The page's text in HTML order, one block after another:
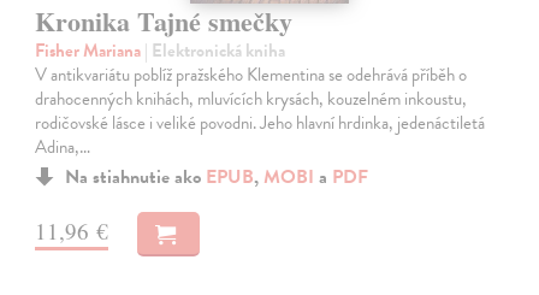
Kronika Tajné smečky
Fisher Mariana| Elektronická kniha
V antikvariátu poblíž pražského Klementina se odehrává příběh o
drahocenných knihách, mluvících krysách, kouzelném inkoustu,
rodičovské lásce i veliké povodni. Jeho hlavní hrdinka, jedenáctiletá
Adina,…
Na stiahnutie ako EPUB, MOBI a PDF
11,96 €